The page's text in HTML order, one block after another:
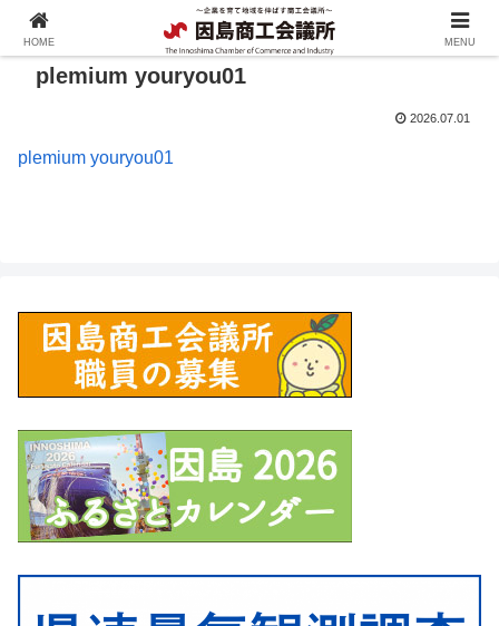
plemium youryou01
2026.07.01
plemium youryou01
HOME MENU